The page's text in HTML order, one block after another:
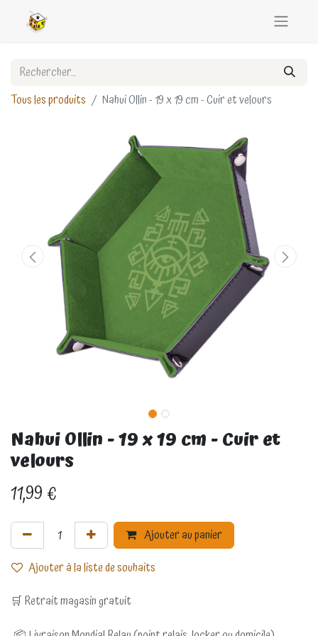
Tous les produits Nahui Ollin - 19 x 19 cm - Cuir et velours
Nahui Ollin - 19 x 19 cm - Cuir et
velours
11,99€
Ajouter au panier
Ajouter à la liste de souhaits
🛒 Retrait magasin gratuit